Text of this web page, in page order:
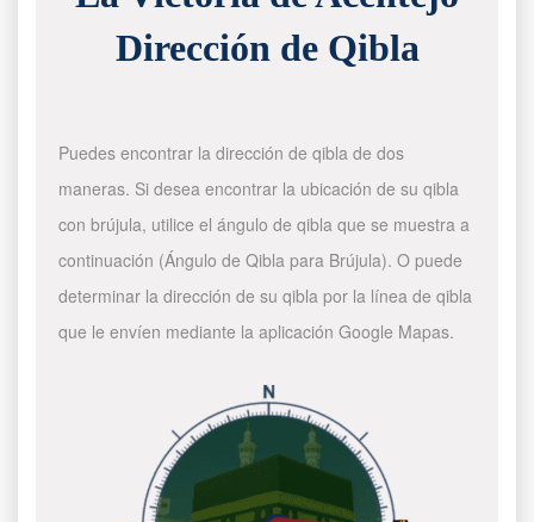
Dirección de Qibla
Puedes encontrar la dirección de qibla de dos
maneras. Si desea encontrar la ubicación de su qibla
con brújula, utilice el ángulo de qibla que se muestra a
continuación (Ángulo de Qibla para Brújula). O puede
determinar la dirección de su qibla por la línea de qibla
que le envíen mediante la aplicación Google Mapas.